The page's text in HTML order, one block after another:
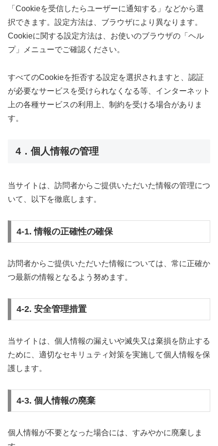
「Cookieを受信したらユーザーに通知する」などから選
択できます。設定方法は、ブラウザにより異なります。
Cookieに関する設定方法は、お使いのブラウザの「ヘル
プ」メニューでご確認ください。
すべてのCookieを拒否する設定を選択されますと、認証
が必要なサービスを受けられなくなる等、インターネット
上の各種サービスの利用上、制約を受ける場合がありま
す。
4．個人情報の管理
当サイトは、訪問者からご提供いただいた情報の管理につ
いて、以下を徹底します。
4-1. 情報の正確性の確保
訪問者からご提供いただいた情報については、常に正確か
つ最新の情報となるよう努めます。
4-2. 安全管理措置
当サイトは、個人情報の漏えいや滅失又は棄損を防止する
ために、適切なセキリュティ対策を実施して個人情報を保
護します。
4-3. 個人情報の廃棄
個人情報が不要となった場合には、すみやかに廃棄しま